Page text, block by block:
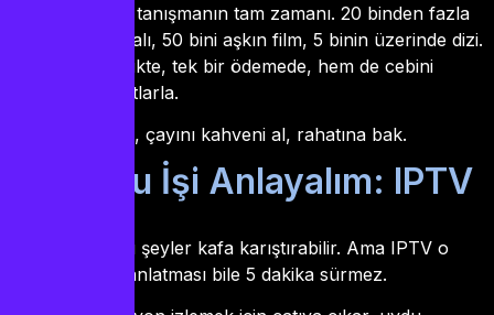
ile tanışmanın tam zamanı. 20 binden fazla
televizyon kanalı, 50 bini aşkın film, 5 binin üzerinde dizi.
Tek bir abonelikte, tek bir ödemede, hem de cebini
yakmayan fiyatlarla.
Hadi anlatayım, çayını kahveni al, rahatına bak.
Önce Şu İşi Anlayalım: IPTV
Biliyorum, bazı şeyler kafa karıştırabilir. Ama IPTV o
kadar basit ki anlatması bile 5 dakika sürmez.